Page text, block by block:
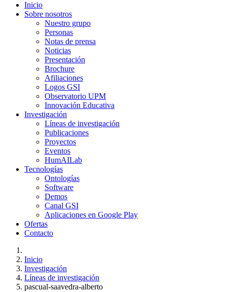
Inicio
Sobre nosotros
Nuestro grupo
Personas
Notas de prensa
Noticias
Presentación
Brochure
Afiliaciones
Logos GSI
Observatorio UPM
Innovación Educativa
Investigación
Líneas de investigación
Publicaciones
Proyectos
Eventos
HumAILab
Tecnologías
Ontologías
Software
Demos
Canal GSI
Aplicaciones en Google Play
Ofertas
Contacto
Inicio
Investigación
Líneas de investigación
pascual-saavedra-alberto